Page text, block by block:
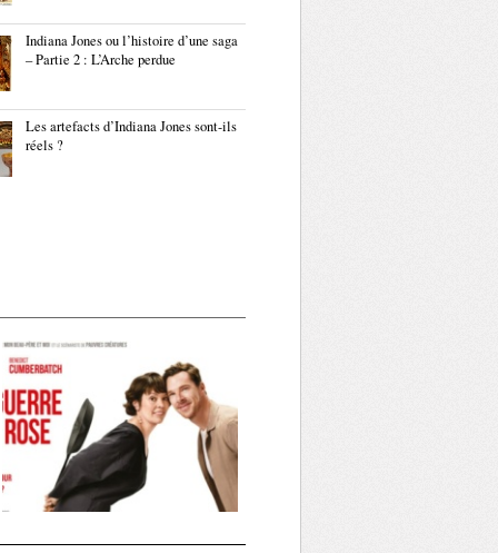
Indiana Jones ou l’histoire d’une saga
– Partie 2 : L’Arche perdue
Les artefacts d’Indiana Jones sont-ils
réels ?